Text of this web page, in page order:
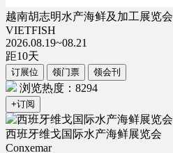
越南胡志明水产海鲜及加工展览会
VIETFISH
2026.08.19~08.21
距10天
订展位 领门票 领会刊
浏览热度：8294
+订阅
西班牙维戈国际水产海鲜展览会
Conxemar